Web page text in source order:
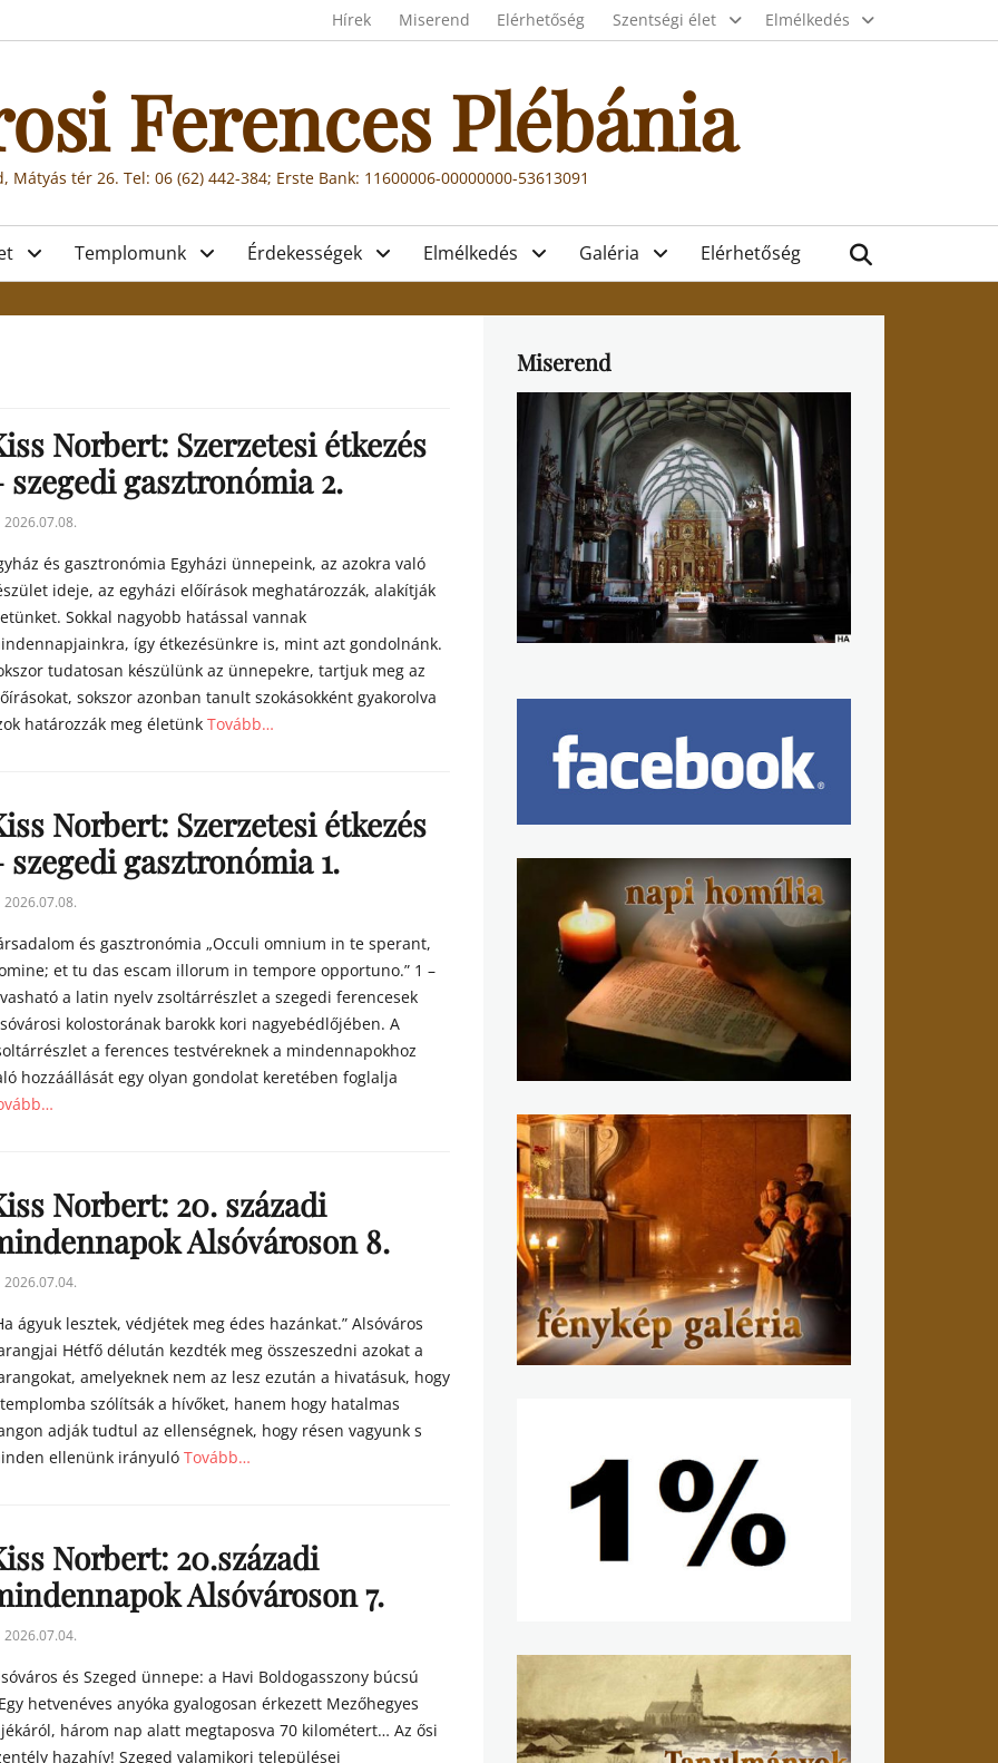
Header menu
Hírek Miserend Elérhetőség Szentségi élet Elmélkedés
Ferences Plébánia
Mátyás tér 26. Tel: 06 (62) 442-384; Erste Bank: 11600006-00000000-53613091
Templomunk Érdekességek Elmélkedés Galéria Elérhetőség
Norbert: Szerzetesi étkezés
szegedi gasztronómia 2.
2026.07.08.
és gasztronómia Egyházi ünnepeink, az azokra való
ideje, az egyházi előírások meghatározzák, alakítják
Sokkal nagyobb hatással vannak
így étkezésünkre is, mint azt gondolnánk.
tudatosan készülünk az ünnepekre, tartjuk meg az
sokszor azonban tanult szokásokként gyakorolva
határozzák meg életünk Tovább…
Norbert: Szerzetesi étkezés
szegedi gasztronómia 1.
2026.07.08.
és gasztronómia „Occuli omnium in te sperant,
et tu das escam illorum in tempore opportuno.” 1 –
a latin nyelv zsoltárrészlet a szegedi ferencesek
kolostorának barokk kori nagyebédlőjében. A
a ferences testvéreknek a mindennapokhoz
hozzáállását egy olyan gondolat keretében foglalja
Norbert: 20. századi
Alsóvároson 8.
2026.07.04.
ágyuk lesztek, védjétek meg édes hazánkat.” Alsóváros
Hétfő délután kezdték meg összeszedni azokat a
amelyeknek nem az lesz ezután a hivatásuk, hogy
szólítsák a hívőket, hanem hogy hatalmas
adják tudtul az ellenségnek, hogy résen vagyunk s
ellenünk irányuló Tovább…
Norbert: 20.századi
Alsóvároson 7.
2026.07.04.
és Szeged ünnepe: a Havi Boldogasszony búcsú
hetvenéves anyóka gyalogosan érkezett Mezőhegyes
három nap alatt megtaposva 70 kilométert… Az ősi
hazahív! Szeged valamikori települései
Miserend